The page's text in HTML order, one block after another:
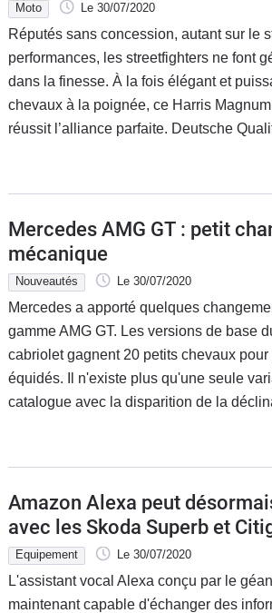
Moto Le 30/07/2020
Réputés sans concession, autant sur le
performances, les streetfighters ne font
dans la finesse. À la fois élégant et
chevaux à la poignée, ce Harris
réussit l’alliance parfaite. Deutsche
Mercedes AMG GT : petit
mécanique
Nouveautés Le 30/07/2020
Mercedes a apporté quelques
gamme AMG GT. Les versions de base
cabriolet gagnent 20 petits chevaux
équidés. Il n'existe plus qu'une seule
catalogue avec la disparition de la
Amazon Alexa peut
avec les Skoda Superb et
Equipement Le 30/07/2020
L'assistant vocal Alexa conçu par le
maintenant capable d'échanger des